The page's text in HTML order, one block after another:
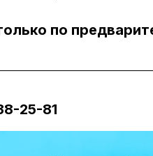
по
25-81